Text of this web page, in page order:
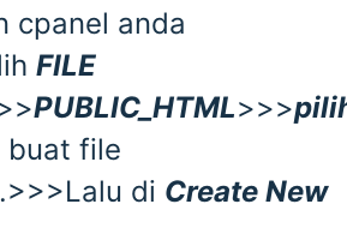
cpanel anda
FILE
PUBLIC_HTML>>>
buat file
.>>>Lalu di Create New